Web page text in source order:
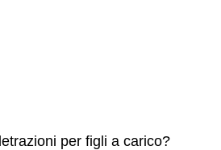
per figli a carico?